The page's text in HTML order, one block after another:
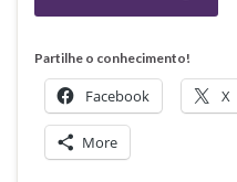
Partilhe o conhecimento!
Facebook X
More